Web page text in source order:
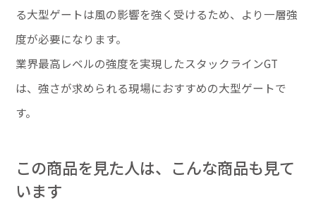
る大型ゲートは風の影響を強く受けるため、より一層強
度が必要になります。
業界最高レベルの強度を実現したスタックラインGT
は、強さが求められる現場におすすめの大型ゲートで
す。
この商品を見た人は、こんな商品も見て
います